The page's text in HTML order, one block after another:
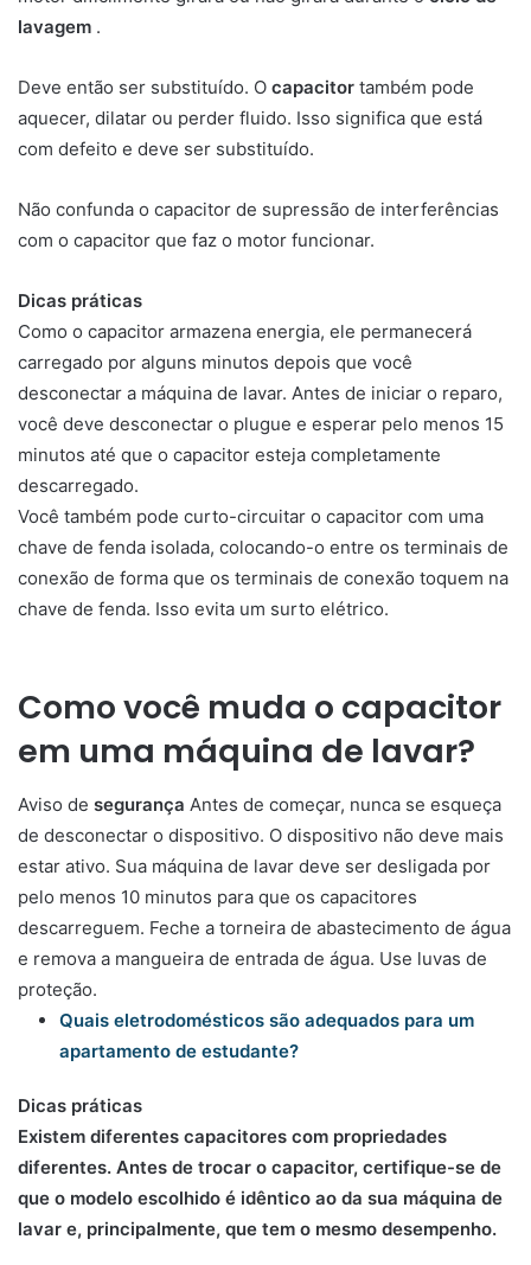
lavagem .
Deve então ser substituído. O capacitor também pode
aquecer, dilatar ou perder fluido. Isso significa que está
com defeito e deve ser substituído.
Não confunda o capacitor de supressão de interferências
com o capacitor que faz o motor funcionar.
Dicas práticas
Como o capacitor armazena energia, ele permanecerá
carregado por alguns minutos depois que você
desconectar a máquina de lavar. Antes de iniciar o reparo,
você deve desconectar o plugue e esperar pelo menos 15
minutos até que o capacitor esteja completamente
descarregado.
Você também pode curto-circuitar o capacitor com uma
chave de fenda isolada, colocando-o entre os terminais de
conexão de forma que os terminais de conexão toquem na
chave de fenda. Isso evita um surto elétrico.
Como você muda o capacitor
em uma máquina de lavar?
Aviso de segurança Antes de começar, nunca se esqueça
de desconectar o dispositivo. O dispositivo não deve mais
estar ativo. Sua máquina de lavar deve ser desligada por
pelo menos 10 minutos para que os capacitores
descarreguem. Feche a torneira de abastecimento de água
e remova a mangueira de entrada de água. Use luvas de
proteção.
Quais eletrodomésticos são adequados para um
apartamento de estudante?
Dicas práticas
Existem diferentes capacitores com propriedades
diferentes. Antes de trocar o capacitor, certifique-se de
que o modelo escolhido é idêntico ao da sua máquina de
lavar e, principalmente, que tem o mesmo desempenho.